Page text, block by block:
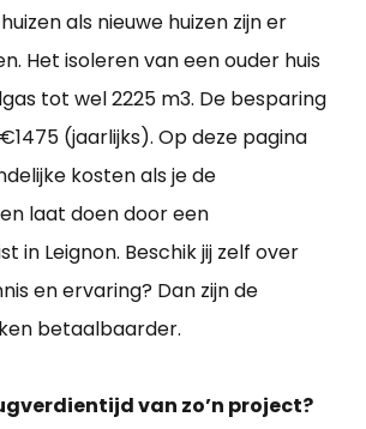
als nieuwe huizen zijn er
Het isoleren van een ouder huis
tot wel 2225 m3. De besparing
(jaarlijks). Op deze pagina
kosten als je de
laat doen door een
in Leignon. Beschik jij zelf over
en ervaring? Dan zijn de
betaalbaarder.
van zo’n project?